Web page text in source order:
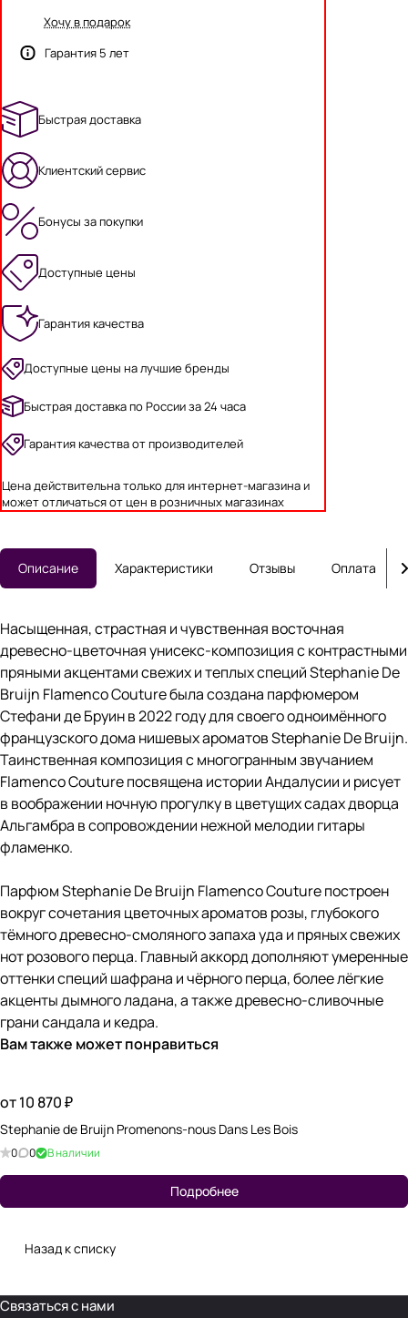
Хочу в подарок
Гарантия 5 лет
Быстрая доставка
Клиентский сервис
Бонусы за покупки
Доступные цены
Гарантия качества
Доступные цены на лучшие бренды
Быстрая доставка по России за 24 часа
Гарантия качества от производителей
Цена действительна только для интернет-магазина и
может отличаться от цен в розничных магазинах
Описание Характеристики Отзывы Оплата
Насыщенная, страстная и чувственная восточная
древесно-цветочная унисекс-композиция с контрастными
пряными акцентами свежих и теплых специй Stephanie De
Bruijn Flamenco Couture была создана парфюмером
Стефани де Бруин в 2022 году для своего одноимённого
французского дома нишевых ароматов Stephanie De Bruijn.
Таинственная композиция с многогранным звучанием
Flamenco Couture посвящена истории Андалусии и рисует
в воображении ночную прогулку в цветущих садах дворца
Альгамбра в сопровождении нежной мелодии гитары
фламенко.
Парфюм Stephanie De Bruijn Flamenco Couture построен
вокруг сочетания цветочных ароматов розы, глубокого
тёмного древесно-смоляного запаха уда и пряных свежих
нот розового перца. Главный аккорд дополняют умеренные
оттенки специй шафрана и чёрного перца, более лёгкие
акценты дымного ладана, а также древесно-сливочные
грани сандала и кедра.
Вам также может понравиться
от 10 870 ₽
Stephanie de Bruijn Promenons-nous Dans Les Bois
0 0 В наличии
Подробнее
Назад к списку
Связаться с нами